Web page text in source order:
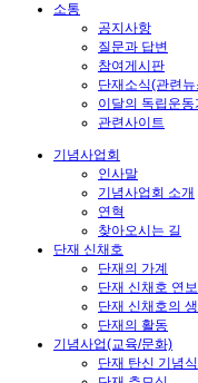
소통
공지사항
질문과 답변
참여게시판
단재소식(관련
이달의 독립운동
관련사이트
기념사업회
인사말
기념사업회 소개
연혁
찾아오시는 길
단재 신채호
단재의 가계
단재 신채호 연보
단재 신채호의
단재의 활동
기념사업(교육/문화)
단재 탄신 기념식